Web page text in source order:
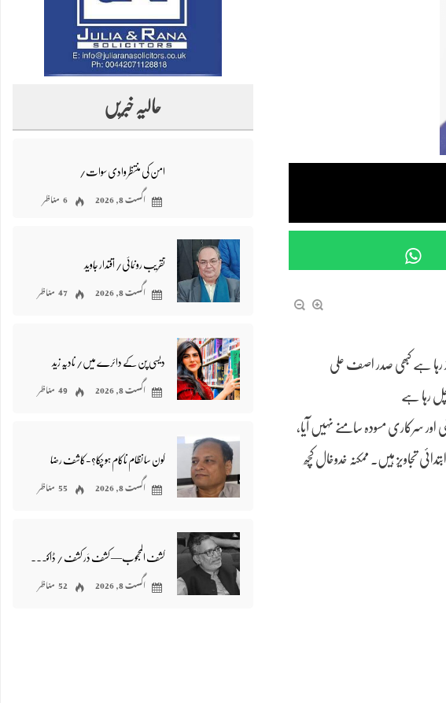
میں جوڑ رہا ہے کبھی صدر اصف علی
کے بارے میں ابھی تک کوئی حتمی اور سرکاری مسودہ سامنے نہیں آیا،
تجاویز ہیں۔ ممکنہ خدوخال کچھ
حالیہ خبریں
امن کی منتظر وادی سوات/
اگست 8, 2026 6 مناظر
تقریب رونمائی/ اقتدار جاوید
اگست 8, 2026 47 مناظر
دیسی پن کے دائرے میں/ نادیہ زید
اگست 8, 2026 49 مناظر
کون سا نظام ناکام ہو چکا؟-کاشف رضا
اگست 8, 2026 55 مناظر
کشف المحجوب— کشف دَر کشف / ڈاکٹر اظہر وحید
اگست 8, 2026 52 مناظر